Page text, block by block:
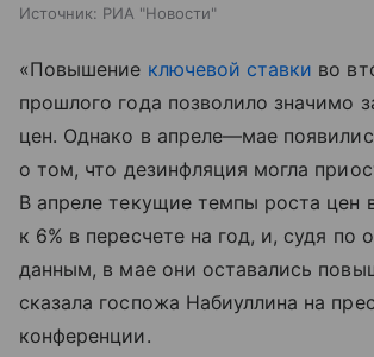
Источник: РИА "Новости"
«Повышение ключевой ставки во
прошлого года позволило значимо
цен. Однако в апреле—мае
о том, что дезинфляция могла
В апреле текущие темпы роста цен
к 6% в пересчете на год, и, судя по
данным, в мае они оставались
сказала госпожа Набиуллина на
конференции.